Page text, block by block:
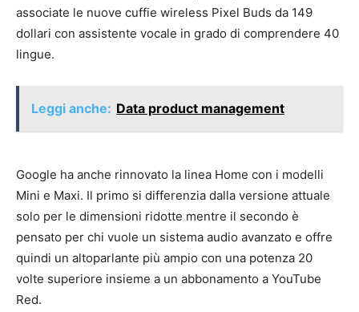
associate le nuove cuffie wireless Pixel Buds da 149
dollari con assistente vocale in grado di comprendere 40
lingue.
Leggi anche: Data product management
Google ha anche rinnovato la linea Home con i modelli
Mini e Maxi. Il primo si differenzia dalla versione attuale
solo per le dimensioni ridotte mentre il secondo è
pensato per chi vuole un sistema audio avanzato e offre
quindi un altoparlante più ampio con una potenza 20
volte superiore insieme a un abbonamento a YouTube
Red.